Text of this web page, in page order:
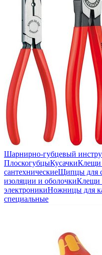
Шарнирно-губцевый
ПлоскогубцыКусачкиКлещи
сантехническиеЩипцы для
изоляции и оболочкиКлещи
электроникиНожницы для
специальные